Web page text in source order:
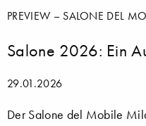
PREVIEW – SALONE DEL
Salone 2026: Ein
29.01.2026
Der Salone del Mobile